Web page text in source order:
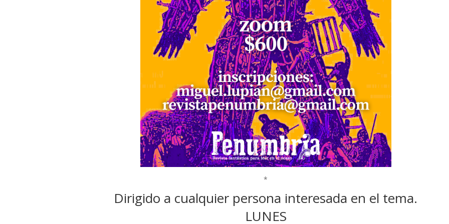
*
Dirigido a cualquier persona interesada en el tema.
LUNES